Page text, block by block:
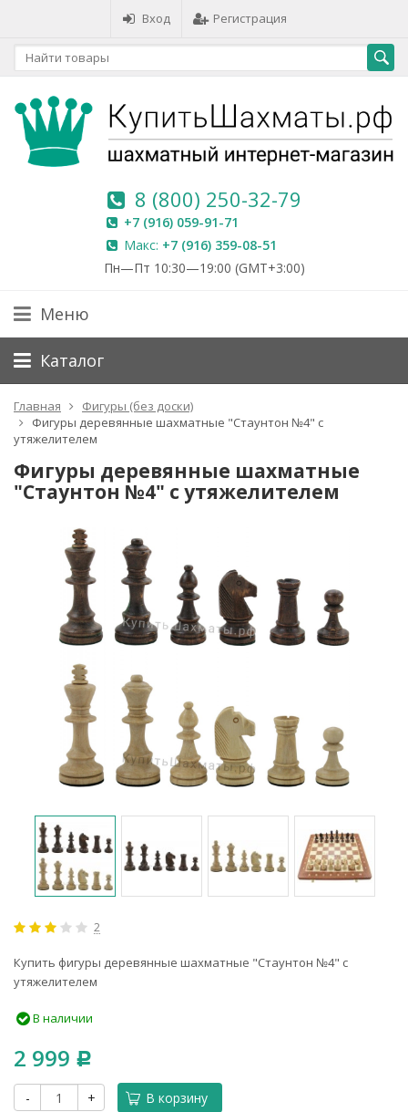
Вход Регистрация
8 (800) 250-32-79
+7 (916) 059-91-71
Макс: +7 (916) 359-08-51
Пн—Пт 10:30—19:00 (GMT+3:00)
Меню
Каталог
Главная
Фигуры (без доски)
Фигуры деревянные шахматные "Стаунтон №4" с
утяжелителем
Фигуры деревянные шахматные
"Стаунтон №4" с утяжелителем
2
Купить фигуры деревянные шахматные "Стаунтон №4" с
утяжелителем
В наличии
2 999 Р
- + В корзину